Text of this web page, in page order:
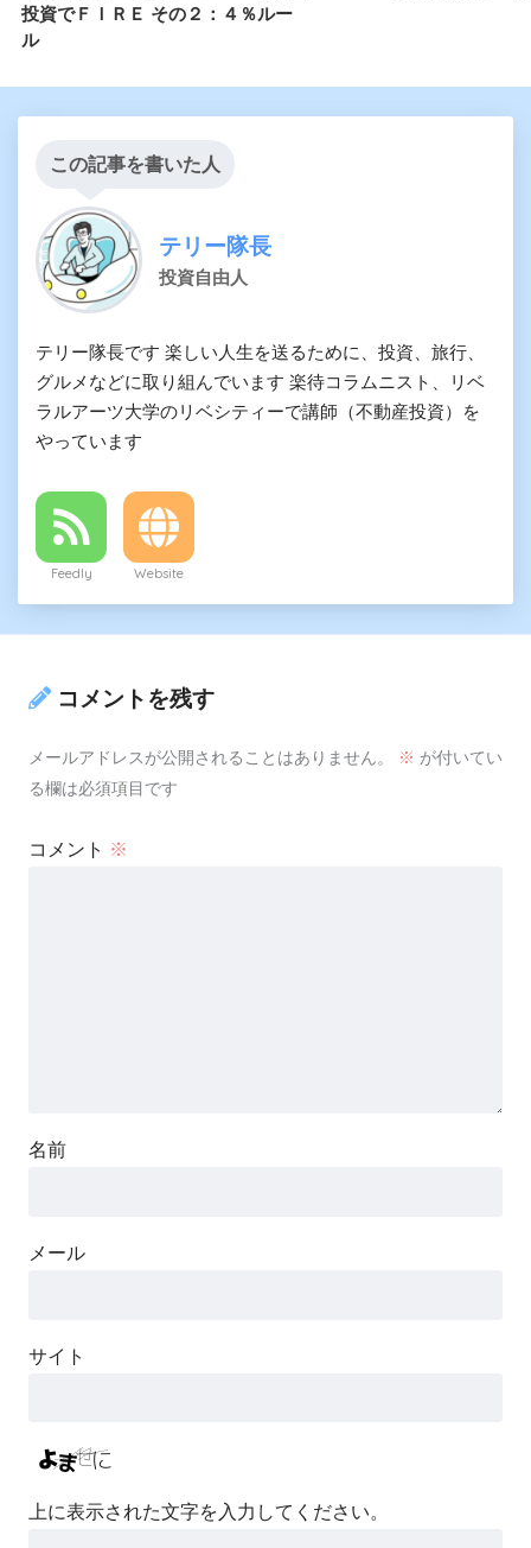
投資でＦＩＲＥ その２：４％ルー
ル
この記事を書いた人
テリー隊長
投資自由人
テリー隊長です 楽しい人生を送るために、投資、旅行、
グルメなどに取り組んでいます 楽待コラムニスト、リベ
ラルアーツ大学のリベシティーで講師（不動産投資）を
やっています
Feedly Website
コメントを残す
メールアドレスが公開されることはありません。 ※ が付いてい
る欄は必須項目です
コメント ※
名前
メール
サイト
上に表示された文字を入力してください。